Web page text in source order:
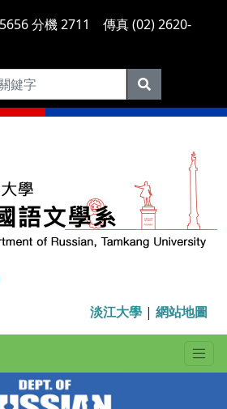
分機 2711 傳真 (02) 2620-
淡江大學 | 網站地圖